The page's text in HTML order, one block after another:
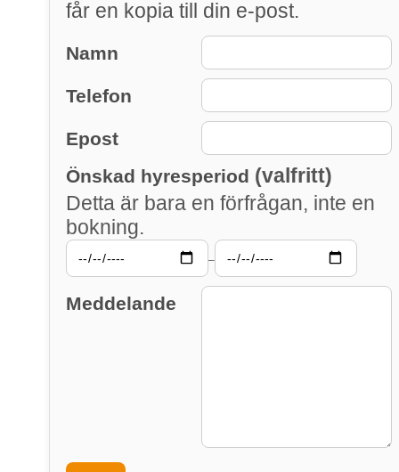
får en kopia till din e-post.
Namn
Telefon
Epost
Önskad hyresperiod (valfritt)
Detta är bara en förfrågan, inte en
bokning.
–
Meddelande